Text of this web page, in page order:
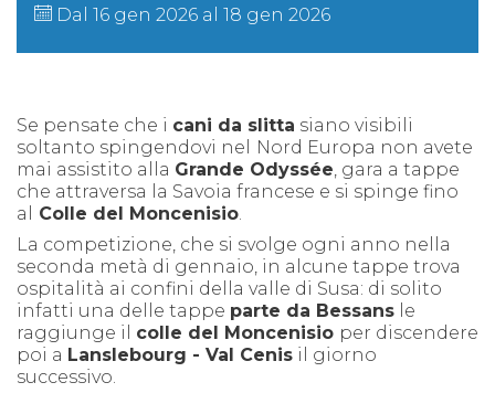
Dal 16 gen 2026 al 18 gen 2026
Se pensate che i cani da slitta siano visibili
soltanto spingendovi nel
Nord Europa non avete
mai assistito alla Grande Odyssée , gara a tappe
che attraversa la Savoia francese e si spinge fino
al
Colle del Moncenisio
La competizione, che si svolge ogni anno nella
seconda metà di gennaio, in alcune tappe trova
ospitalità ai confini della valle di Susa: di solito
infatti una delle tappe parte da Bessans le
raggiunge il colle del Moncenisio per discendere
poi a Lanslebourg - Val Cenis il giorno
successivo.